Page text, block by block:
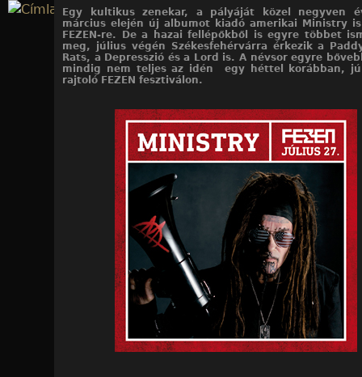
Jump to navigation
Egy kultikus zenekar, a pályáját közel negyven
március elején új albumot kiadó amerikai Ministry
FEZEN-re. De a hazai fellépőkből is egyre többet
meg, július végén Székesfehérvárra érkezik a
Rats, a Depresszió és a Lord is. A névsor egyre
mindig nem teljes az idén egy héttel korábban,
rajtoló FEZEN fesztiválon.